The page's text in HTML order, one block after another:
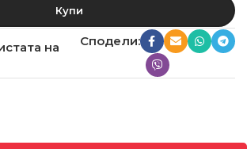
Купи
на Сподели: